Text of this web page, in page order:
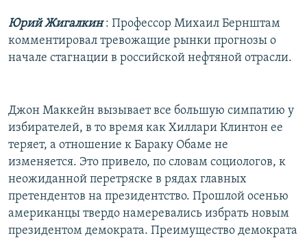
Юрий Жигалкин: Профессор Михаил Бернштам
комментировал тревожащие рынки прогнозы о
начале стагнации в российской нефтяной отрасли.
Джон Маккейн вызывает все большую симпатию у
избирателей, в то время как Хиллари Клинтон ее
теряет, а отношение к Бараку Обаме не
изменяется. Это привело, по словам социологов, к
неожиданной перетряске в рядах главных
претендентов на президентство. Прошлой осенью
американцы твердо намеревались избрать новым
президентом демократа. Преимущество демократа